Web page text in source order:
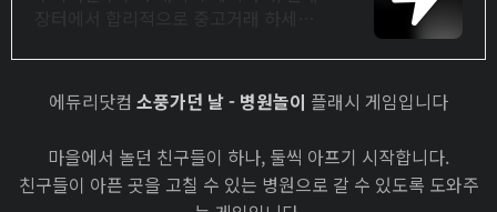
품 매일 10만 개 이상의 신규 상품 업로
드에듀리닷컴 소풍가던 날 - 병원놀이 플래시 게임입니다
마을에서 놀던 친구들이 하나, 둘씩 아프기 시작합니다.
친구들이 아픈 곳을 고칠 수 있는 병원으로 갈 수 있도록 도와주